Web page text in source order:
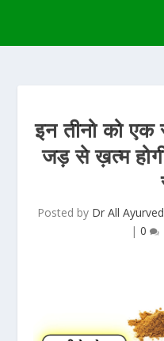
इन तीनो को
जड़ से ख़त्म
Posted by Dr All
| 0